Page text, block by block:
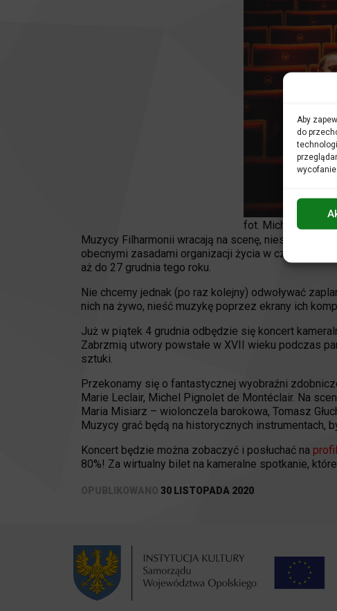
Aby
do
fot. Michał
Muzycy Filharmonii wracają na scenę, niestety
obecnymi zasadami organizacji życia w czasie
aż do 27 grudnia tego roku.
Nie chcemy jednak (po raz kolejny) odwoływać
nich na żywo, nieść muzykę poprzez ekrany ich
Już w piątek 4 grudnia odbędzie się koncert
Zabrzmią utwory powstałe w XVII wieku podczas
sztuki.
Przekonamy się o fantastycznej wyobraźni
Marie Leclair, Michel Pignolet de Montéclair. Na
Maria Misiarz – wiolonczela barokowa, Tomasz
Muzycy grać będą na historycznych instrumentach,
Koncert będzie można zobaczyć i posłuchać na
80%! Za wirtualny bilet na kameralne spotkanie,
OPUBLIKOWANO 30 LISTOPADA 2020